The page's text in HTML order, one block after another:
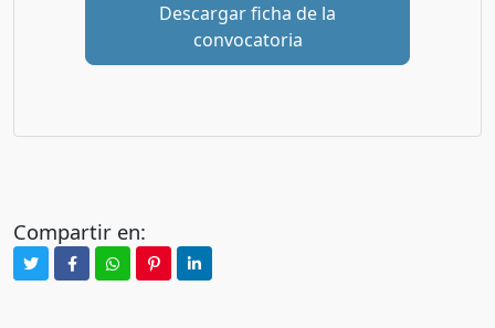
Descargar ficha de la
convocatoria
Compartir en: